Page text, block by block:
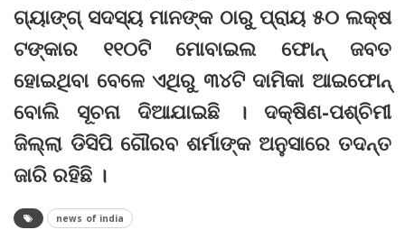
ଗ୍ୟାଙ୍ଗ୍‌ ସଦସ୍ୟ ମାନଙ୍କ ଠାରୁ ପ୍ରାୟ ୫୦ ଲକ୍ଷ
ଟଙ୍କାର ୧୧୦ଟି ମୋବାଇଲ ଫୋନ୍‌ ଜବତ
ହୋଇଥିବା ବେଳେ ଏଥିରୁ ୩୪ଟି ଦାମିକା ଆଇଫୋନ୍‌
ବୋଲି ସୂଚନା ଦିଆଯାଇଛି । ଦକ୍ଷିଣ-ପଶ୍ଚିମୀ
ଜିଲ୍ଲା ଡିସିପି ଗୌରବ ଶର୍ମାଙ୍କ ଅନୁସାରେ ତଦନ୍ତ
ଜାରି ରହିଛି ।
news of india